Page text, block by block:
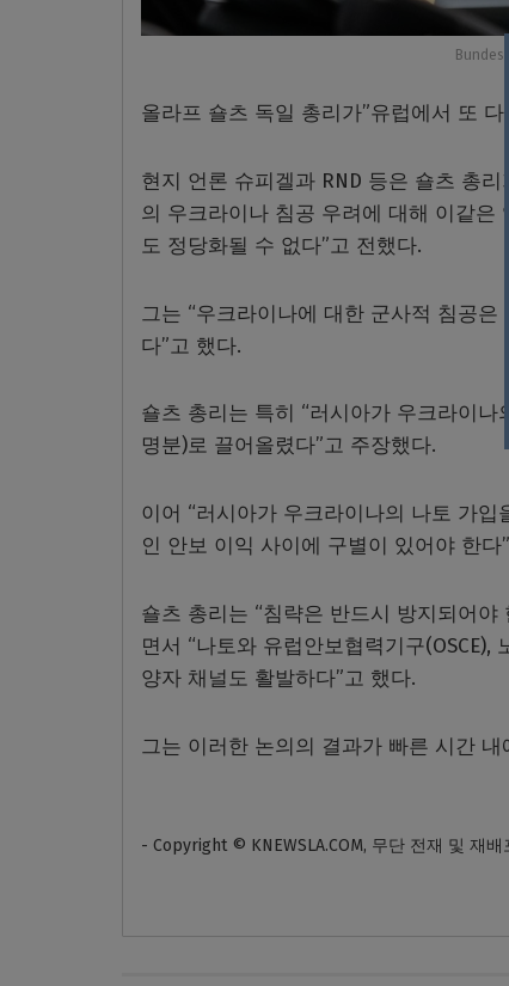
올라프 숄츠 독일 총리가”유럽에서 또
현지 언론 슈피겔과 RND 등은 숄츠 총
의 우크라이나 침공 우려에 대해 이같은
도 정당화될 수 없다”고 전했다.
그는 “우크라이나에 대한 군사적 침공
다”고 했다.
숄츠 총리는 특히 “러시아가 우크라이나
명분)로 끌어올렸다”고 주장했다.
이어 “러시아가 우크라이나의 나토 가
인 안보 이익 사이에 구별이 있어야 한다
숄츠 총리는 “침략은 반드시 방지되어야
면서 “나토와 유럽안보협력기구
양자 채널도 활발하다”고 했다.
그는 이러한 논의의 결과가 빠른 시간
- Copyright © KNEWSLA.COM, 무단 전재 및 재배